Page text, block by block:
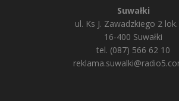
Suwałki
ul. Ks J. Zawadzkiego 2
16-400 Suwałki
tel. (087) 566 62 10